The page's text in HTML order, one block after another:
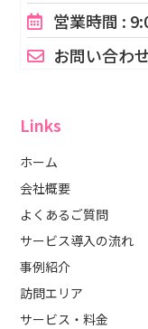
Links
ホーム
会社概要
よくあるご質問
サービス導入の流れ
事例紹介
訪問エリア
サービス・料金
営業時間 :
お問い合わ